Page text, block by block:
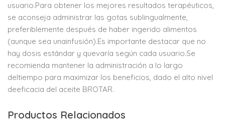
usuario.Para obtener los mejores resultados terapéuticos,
se aconseja administrar las gotas sublingualmente,
preferiblemente después de haber ingerido alimentos
(aunque sea unainfusión).Es importante destacar que no
hay dosis estándar y quevaría según cada usuario.Se
recomienda mantener la administración a lo largo
deltiempo para maximizar los beneficios, dado el alto nivel
deeficacia del aceite BROTAR.
Productos Relacionados